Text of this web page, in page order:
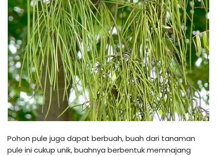
Pohon pule juga dapat berbuah, buah dari tanaman
pule ini cukup unik, buahnya berbentuk memnajang